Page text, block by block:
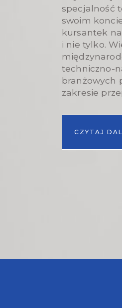
specjalność
swoim
kursantek
i nie tylko.
techniczno-
branżowych
zakresie
CZYTAJ